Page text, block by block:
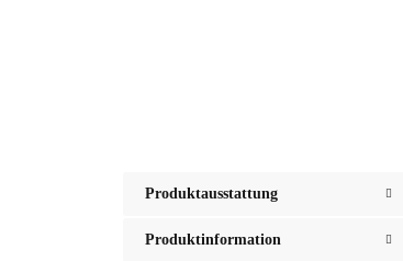
Produktausstattung
Produktinformation